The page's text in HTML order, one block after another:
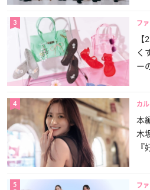
3 フ
く
ー
4 カ
本
木
5 フ